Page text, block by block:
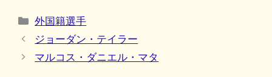
カ
テ
リ
外国籍選手
ジョーダン・テイラー
マルコス・ダニエル・マタ